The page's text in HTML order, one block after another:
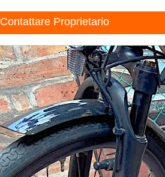
Contattare Proprietario